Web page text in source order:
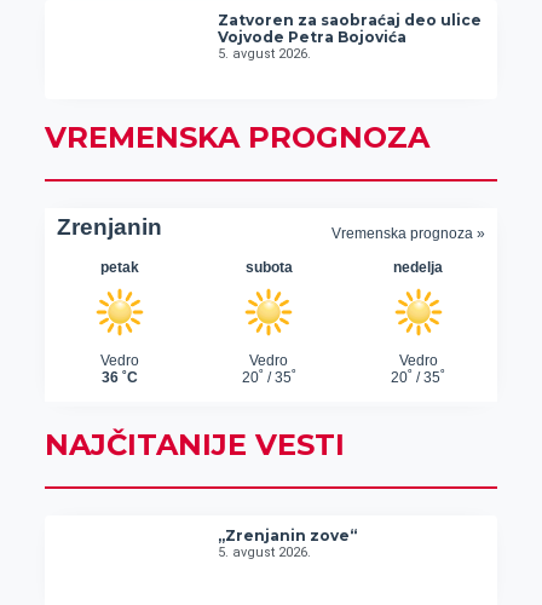
Zatvoren za saobraćaj deo ulice
Vojvode Petra Bojovića
5. avgust 2026.
VREMENSKA PROGNOZA
NAJČITANIJE VESTI
„Zrenjanin zove“
5. avgust 2026.